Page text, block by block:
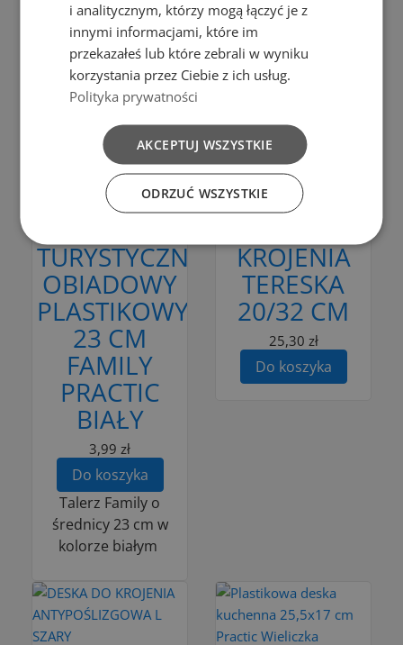
śmieci.
Dodaj do porównania
Do koszyka
TURYSTYCZNY
OBIADOWY
PLASTIKOWY
23 CM
FAMILY
PRACTIC
BIAŁY
3,99 zł
Do koszyka
Talerz Family o
średnicy 23 cm w
kolorze białym
Do koszyka
Liść i Dąb
KROJENIA
TERESKA
20/32 CM
25,30 zł
Do koszyka
i analitycznym, którzy mogą łączyć je z
innymi informacjami, które im
przekazałeś lub które zebrali w wyniku
korzystania przez Ciebie z ich usług.
Polityka prywatności
AKCEPTUJ WSZYSTKIE
ODRZUĆ WSZYSTKIE